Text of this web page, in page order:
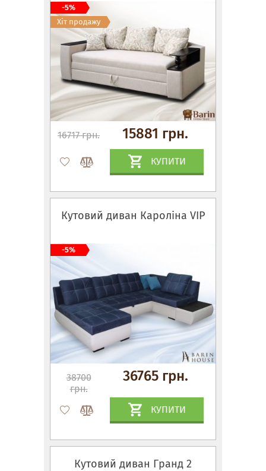
16717 грн. 15881 грн.
КУПИТИ
-5%
Хіт продажу
Кутовий диван Кароліна VIP
38700
грн.
36765 грн.
КУПИТИ
-5%
Кутовий диван Гранд 2